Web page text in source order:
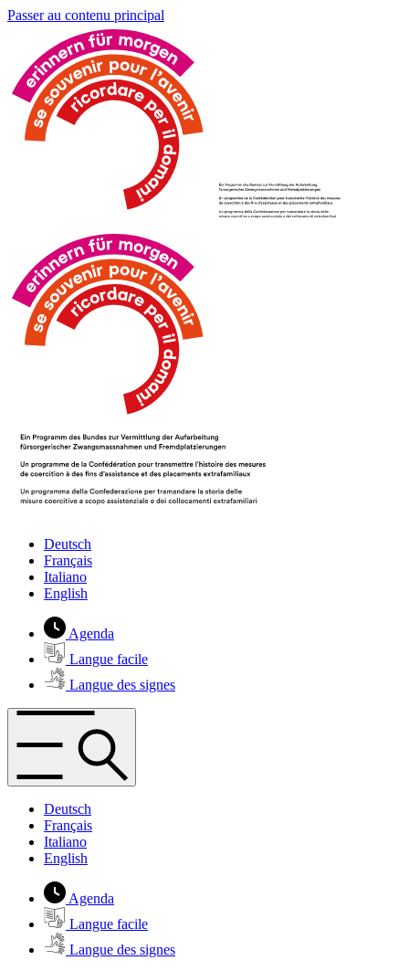
Passer au contenu principal
Deutsch
Français
Italiano
English
Agenda
Langue facile
Langue des signes
Deutsch
Français
Italiano
English
Agenda
Langue facile
Langue des signes